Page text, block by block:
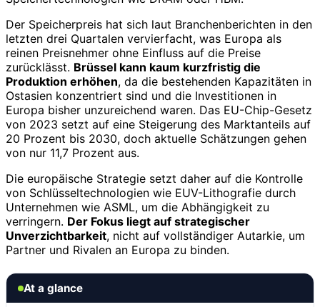
Der Speicherpreis hat sich laut Branchenberichten in den
letzten drei Quartalen vervierfacht, was Europa als
reinen Preisnehmer ohne Einfluss auf die Preise
zurücklässt. Brüssel kann kaum kurzfristig die
Produktion erhöhen, da die bestehenden Kapazitäten in
Ostasien konzentriert sind und die Investitionen in
Europa bisher unzureichend waren. Das EU-Chip-Gesetz
von 2023 setzt auf eine Steigerung des Marktanteils auf
20 Prozent bis 2030, doch aktuelle Schätzungen gehen
von nur 11,7 Prozent aus.
Die europäische Strategie setzt daher auf die Kontrolle
von Schlüsseltechnologien wie EUV-Lithografie durch
Unternehmen wie ASML, um die Abhängigkeit zu
verringern. Der Fokus liegt auf strategischer
Unverzichtbarkeit, nicht auf vollständiger Autarkie, um
Partner und Rivalen an Europa zu binden.
At a glance